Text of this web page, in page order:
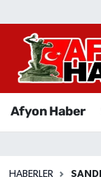
Afyon Haber
HABERLER
Afyon